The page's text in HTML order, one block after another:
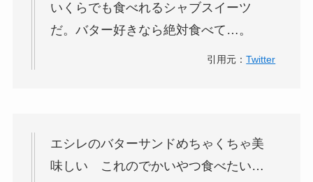
いくらでも食べれるシャブスイーツ
だ。バター好きなら絶対食べて…。
引用元：Twitter
エシレのバターサンドめちゃくちゃ美
味しい これのでかいやつ食べたい…